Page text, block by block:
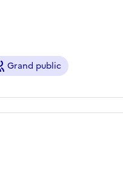
Grand public